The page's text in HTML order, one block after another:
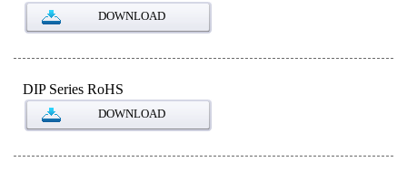
DOWNLOAD
DIP Series RoHS
DOWNLOAD